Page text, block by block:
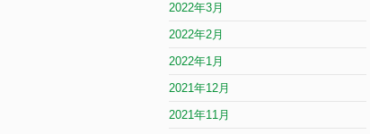
2022年3月
2022年2月
2022年1月
2021年12月
2021年11月